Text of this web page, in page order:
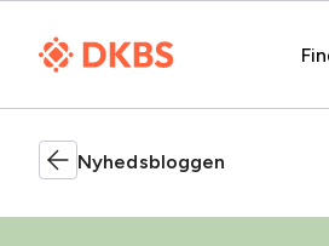
Nyhedsbloggen